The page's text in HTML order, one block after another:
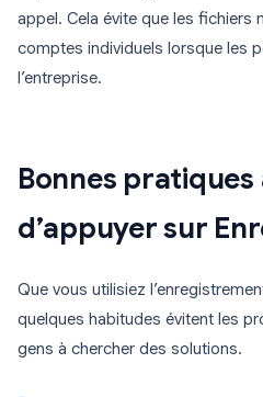
appel. Cela évite que les fichiers
comptes individuels lorsque les
l’entreprise.
Bonnes
d’appuyer sur
Que vous utilisiez
quelques habitudes évitent les
gens à chercher des solutions.